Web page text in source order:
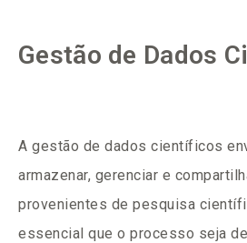
Gestão de Dados
A gestão de dados científicos
armazenar, gerenciar e
provenientes de pesquisa
essencial que o processo seja